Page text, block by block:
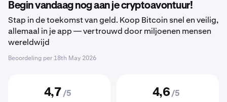
Begin vandaag nog aan je cryptoavontuur!
Stap in de toekomst van geld. Koop Bitcoin snel en veilig,
allemaal in je app — vertrouwd door miljoenen mensen
wereldwijd
Beoordeling per 18th May 2026
4,7 /5 4,6 /5